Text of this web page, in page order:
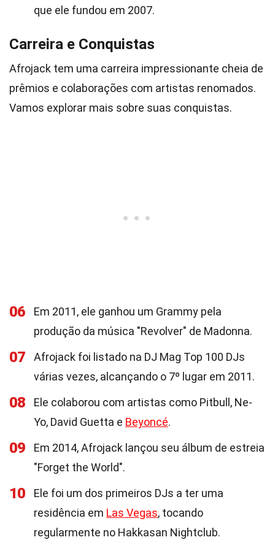
que ele fundou em 2007.
Carreira e Conquistas
Afrojack tem uma carreira impressionante cheia de
prêmios e colaborações com artistas renomados.
Vamos explorar mais sobre suas conquistas.
06
Em 2011, ele ganhou um Grammy pela
produção da música "Revolver" de Madonna.
07
Afrojack foi listado na DJ Mag Top 100 DJs
várias vezes, alcançando o 7º lugar em 2011.
08
Ele colaborou com artistas como Pitbull, Ne-
Yo, David Guetta e Beyoncé.
09
Em 2014, Afrojack lançou seu álbum de estreia
"Forget the World".
10
Ele foi um dos primeiros DJs a ter uma
residência em Las Vegas, tocando
regularmente no Hakkasan Nightclub.